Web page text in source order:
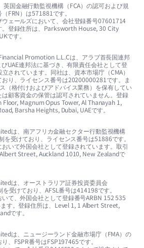
国金融行動監視機構（FCA）の認可および規
FRN）は571881です。
ェールズにおいて、会社登録番号07601714
。登録住所は、Parksworth House, 30 City
です。
Promotion L.L.Cは、アラブ首長国連邦
びUAE連邦法に基づき、有限責任会社として登
されています。同社は、資本市場庁（CMA）
り、ライセンス番号は20200000281です。ま
（格付けおよびアドバイス業務）を保有してい
顧客資金の保管は認可されていません。登録
Magnum Opus Tower, Al Thanayah 1,
Barsha Heights, Dubai, UAEです。
は、南アフリカ金融セクター行動監視機構
を受けており、ライセンス番号は51886です。
いて外国会社として登録されています。取引
Street, Auckland 1010, New Zealandで
は、オーストラリア証券投資委員会
を受けており、AFSL番号は414198です。
て、外国会社として登録番号ARBN 152 535
す。登録住所は、Level 1, 1 Albert Street,
です。
は、ニュージーランド金融市場庁（FMA）の
、FSPR番号はFSP197465です。